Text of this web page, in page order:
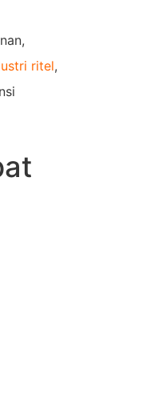
ritel,